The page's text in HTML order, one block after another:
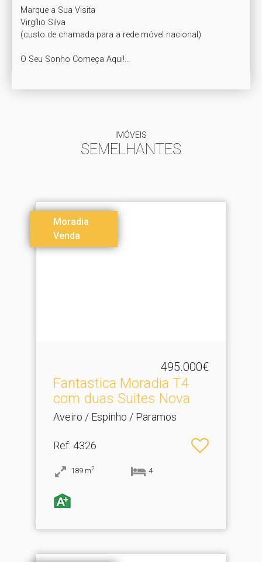
Marque a Sua Visita
Virgílio Silva
(custo de chamada para a rede móvel nacional)
O Seu Sonho Começa Aqui!...
IMÓVEIS
SEMELHANTES
Moradia
Venda
495.000€
Fantastica Moradia T4
com duas Suites Nova
Aveiro / Espinho / Paramos
Ref: 4326
189 m2 4